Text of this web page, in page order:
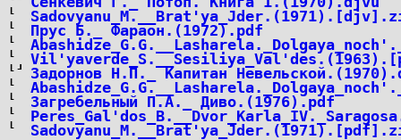
Прус Б._ Фараон.(1972).pdf
Задорнов Н.П._ Капитан
Загребельный П.А._ Диво.(1976).pdf